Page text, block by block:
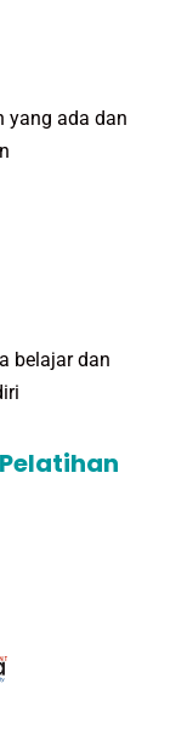
yang ada dan
belajar dan